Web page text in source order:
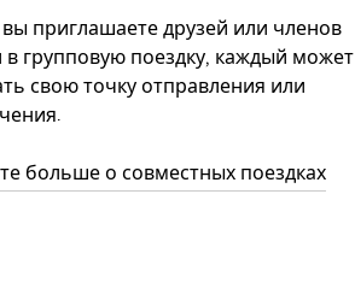
вы приглашаете друзей или членов
в групповую поездку, каждый может
свою точку отправления или
больше о совместных поездках